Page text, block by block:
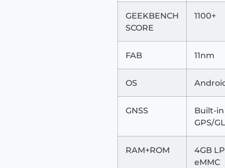
GEEKBENCH
SCORE
1100+
FAB 11nm
OS
GNSS
Built-in
GPS/
RAM+ROM
4GB
eMMC